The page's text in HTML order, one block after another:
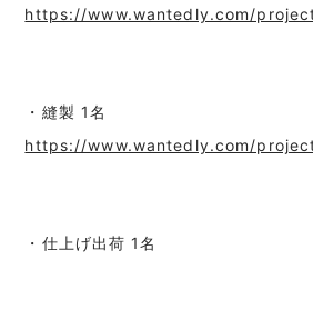
https://www.wantedly.com/
・縫製 1名
https://www.wantedly.com/
・仕上げ出荷 1名